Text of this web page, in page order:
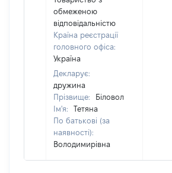
обмеженою
відповідальністю
Країна реєстрації
головного офіса:
Україна
Декларує:
дружина
Прізвище:
Біловол
Ім'я:
Тетяна
По батькові (за
наявності):
Володимирівна